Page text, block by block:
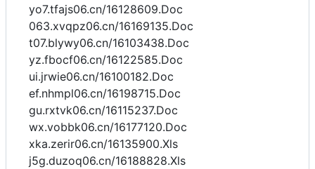
yo7.tfajs06.cn/16128609.Doc
063.xvqpz06.cn/16169135.Doc
t07.blywy06.cn/16103438.Doc
yz.fbocf06.cn/16122585.Doc
ui.jrwie06.cn/16100182.Doc
ef.nhmpl06.cn/16198715.Doc
gu.rxtvk06.cn/16115237.Doc
wx.vobbk06.cn/16177120.Doc
xka.zerir06.cn/16135900.Xls
j5g.duzoq06.cn/16188828.Xls